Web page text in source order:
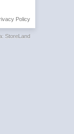
Policy
StoreLand